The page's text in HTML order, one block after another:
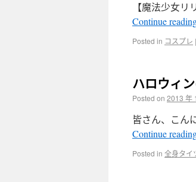
【魔法少女
Continue
Posted in コスプレ |
ハロウィ
Posted on 2013 年
皆さん、こん
Continue
Posted in 全身タイ